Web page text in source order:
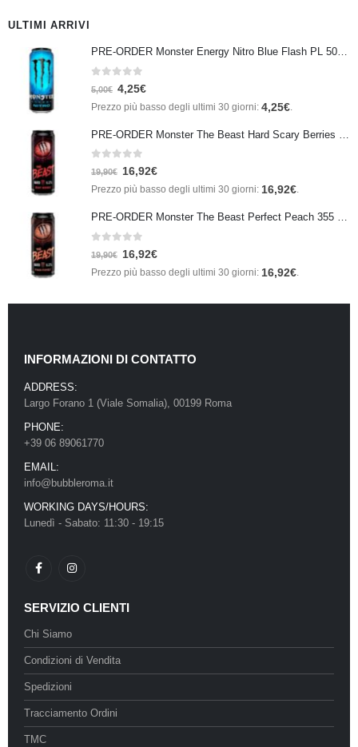
ULTIMI ARRIVI
PRE-ORDER Monster Energy Nitro Blue Flash PL 500 ml IN ARRIVO IL 21 SETTEMBRE
Su 5
5,00€ 4,25€
Prezzo più basso degli ultimi 30 giorni: 4,25€.
Su 5
19,90€ 16,92€
Prezzo più basso degli ultimi 30 giorni: 16,92€.
PRE-ORDER Monster The Beast Perfect Peach 355 ml IN ARRIVO ENTRO IL 21 SETTEMBRE
Su 5
19,90€ 16,92€
Prezzo più basso degli ultimi 30 giorni: 16,92€
INFORMAZIONI DI CONTATTO
ADDRESS:
Largo Forano 1 (Viale Somalia), 00199 Roma
PHONE:
+39 06 89061770
EMAIL:
info@bubbleroma.it
WORKING DAYS/HOURS:
Lunedì - Sabato: 11:30 - 19:15
SERVIZIO CLIENTI
Chi Siamo
Condizioni di Vendita
Spedizioni
Tracciamento Ordini
TMC